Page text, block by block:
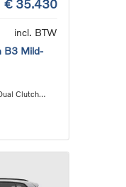
€ 35.430
incl. BTW
B3 Mild-
Clutch